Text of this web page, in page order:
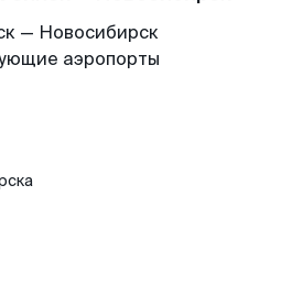
— Новосибирск
аэропорты